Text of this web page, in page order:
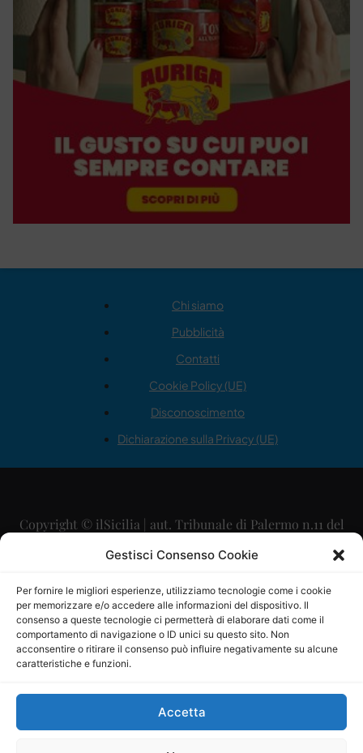
Gestisci Consenso Cookie
Per fornire le migliori esperienze, utilizziamo tecnologie come i cookie
per memorizzare e/o accedere alle informazioni del dispositivo. Il
consenso a queste tecnologie ci permetterà di elaborare dati come il
comportamento di navigazione o ID unici su questo sito. Non
acconsentire o ritirare il consenso può influire negativamente su alcune
caratteristiche e funzioni.
Accetta
Chi siamo
Pubblicità
Contatti
Cookie Policy (UE)
Disconoscimento
Dichiarazione sulla Privacy (UE)
Copyright © ilSicilia | aut. Tribunale di Palermo n.11 del
29/09/2015
Direttore Editoriale: Maurizio Scaglione
Direttore Responsabile: Maria Calabrese
P.IVA: 06334930820
Mercurio Comunicazione Società Cooperativa a r.l. è